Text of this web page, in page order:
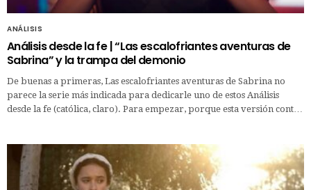
ANÁLISIS
Análisis desde la fe | “Las escalofriantes aventuras de
Sabrina” y la trampa del demonio
De buenas a primeras, Las escalofriantes aventuras de Sabrina no
parece la serie más indicada para dedicarle uno de estos Análisis
desde la fe (católica, claro). Para empezar, porque esta versión cont…